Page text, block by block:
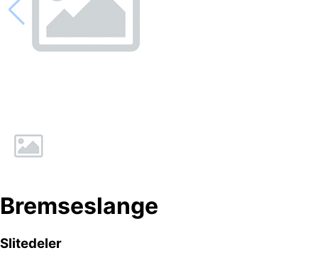
Bremseslange
Slitedeler